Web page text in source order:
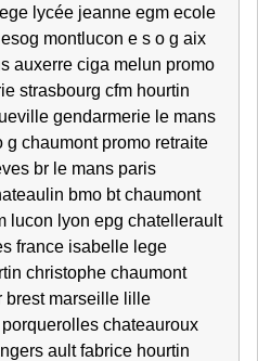
lycée jeanne egm ecole
montlucon e s o g aix
auxerre ciga melun promo
strasbourg cfm hourtin
gendarmerie le mans
g chaumont promo retraite
br le mans paris
bmo bt chaumont
lucon lyon epg chatellerault
france isabelle lege
christophe chaumont
brest marseille lille
chateauroux
ault fabrice hourtin